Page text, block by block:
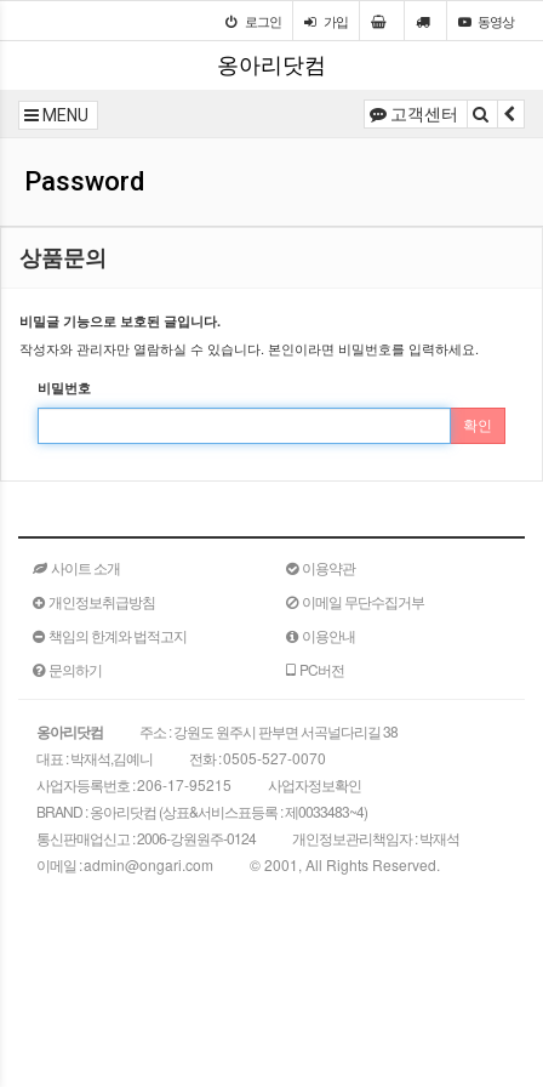
로그인 가입 동영상
옹아리닷컴
MENU 고객센터
Password
상품문의
비밀글 기능으로 보호된 글입니다.
작성자와 관리자만 열람하실 수 있습니다. 본인이라면 비밀번호를 입력하세요.
비밀번호
확인
사이트 소개
이용약관
개인정보취급방침
이메일 무단수집거부
책임의 한계와 법적고지
이용안내
문의하기
PC버전
옹아리닷컴
주소 : 강원도 원주시 판부면 서곡널다리길 38
대표 : 박재석,김예니
전화 :0505-527-0070
사업자등록번호 :206-17-95215
사업자정보확인
BRAND : 옹아리닷컴 (상표&서비스표등록 : 제0033483~4)
통신판매업신고 : 2006-강원원주-0124
개인정보관리책임자 : 박재석
이메일 :admin@ongari.com © 2001, All Rights Reserved.